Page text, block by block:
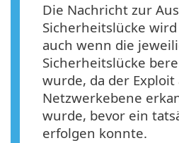
Die Nachricht zur
Sicherheitslücke
auch wenn die
Sicherheitslücke
wurde, da der
Netzwerkebene
wurde, bevor ein
erfolgen konnte.